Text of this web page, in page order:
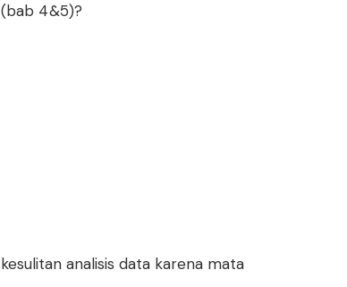
4&5)?
analisis data karena mata